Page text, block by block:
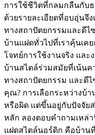
การใช้ชีวิตที่กลมกลืนกับธ
ด้วยรายละเอียดที่อบอุ่นจึ
ทางสถาปัตยกรรมและดีไ
บ้านแฝดทั่วไปที่เราคุ้นเค
โจทย์การใช้งานจริง แล
บ้านสไตล์ร่วมสมัยที่เน้นค
ทางสถาปัตยกรรม และดี
คุณ? การเลือกระหว่างบ้
หรือผิด แต่ขึ้นอยู่กับปัจจัย
หลัก ลองตอบคำถามเหล่
แฝดสไตล์นอร์ดิก คือบ้า